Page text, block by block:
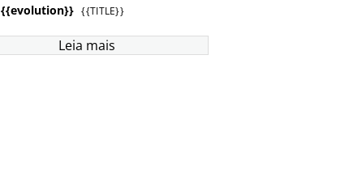
{{evolution}} {{TITLE}}
Leia mais